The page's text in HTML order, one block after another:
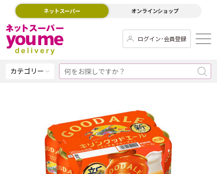
ネットスーパー オンラインショップ
ログイン･会員登録
カテゴリー